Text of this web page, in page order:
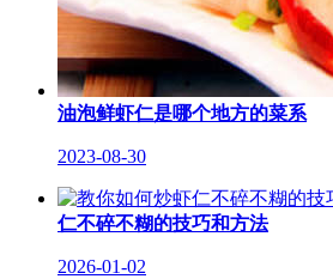
油泡鲜虾仁是哪个地方的菜系
2023-08-30
仁不碎不糊的技巧和方法
2026-01-02